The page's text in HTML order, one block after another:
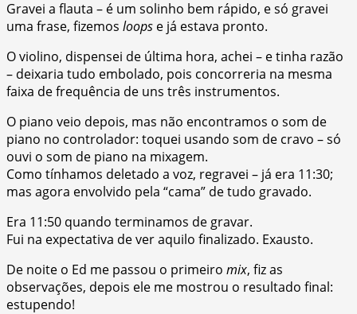
Gravei a flauta – é um solinho bem rápido, e só gravei
uma frase, fizemos loops e já estava pronto.
O violino, dispensei de última hora, achei – e tinha razão
– deixaria tudo embolado, pois concorreria na mesma
faixa de frequência de uns três instrumentos.
O piano veio depois, mas não encontramos o som de
piano no controlador: toquei usando som de cravo – só
ouvi o som de piano na mixagem.
Como tínhamos deletado a voz, regravei – já era 11:30;
mas agora envolvido pela “cama” de tudo gravado.
Era 11:50 quando terminamos de gravar.
Fui na expectativa de ver aquilo finalizado. Exausto.
De noite o Ed me passou o primeiro mix, fiz as
observações, depois ele me mostrou o resultado final:
estupendo!